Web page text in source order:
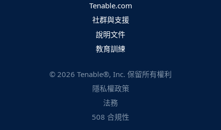
Tenable.com
社群與支援
說明文件
教育訓練
© 2026 Tenable®, Inc. 保留所有權利
隱私權政策
法務
508 合規性